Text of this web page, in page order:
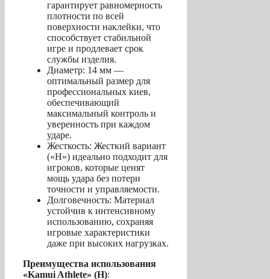
гарантирует равномерность
плотности по всей
поверхности наклейки, что
способствует стабильной
игре и продлевает срок
службы изделия.
Диаметр: 14 мм —
оптимальный размер для
профессиональных киев,
обеспечивающий
максимальный контроль и
уверенность при каждом
ударе.
Жесткость: Жесткий вариант
(«H») идеально подходит для
игроков, которые ценят
мощь удара без потери
точности и управляемости.
Долговечность: Материал
устойчив к интенсивному
использованию, сохраняя
игровые характеристики
даже при высоких нагрузках.
Преимущества использования
«Kamui Athlete» (H):